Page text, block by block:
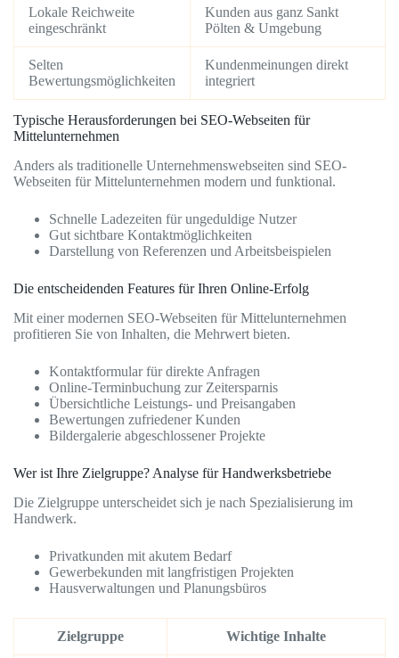
Lokale Reichweite
eingeschränkt
Kunden aus ganz Sankt
Pölten & Umgebung
Selten
Bewertungsmöglichkeiten
Kundenmeinungen direkt
integriert
Typische Herausforderungen bei SEO-Webseiten für
Mittelunternehmen
Anders als traditionelle Unternehmenswebseiten sind SEO-
Webseiten für Mittelunternehmen modern und funktional.
Schnelle Ladezeiten für ungeduldige Nutzer
Gut sichtbare Kontaktmöglichkeiten
Darstellung von Referenzen und Arbeitsbeispielen
Die entscheidenden Features für Ihren Online-Erfolg
Mit einer modernen SEO-Webseiten für Mittelunternehmen
profitieren Sie von Inhalten, die Mehrwert bieten.
Kontaktformular für direkte Anfragen
Online-Terminbuchung zur Zeitersparnis
Übersichtliche Leistungs- und Preisangaben
Bewertungen zufriedener Kunden
Bildergalerie abgeschlossener Projekte
Wer ist Ihre Zielgruppe? Analyse für Handwerksbetriebe
Die Zielgruppe unterscheidet sich je nach Spezialisierung im
Handwerk.
Privatkunden mit akutem Bedarf
Gewerbekunden mit langfristigen Projekten
Hausverwaltungen und Planungsbüros
Zielgruppe Wichtige Inhalte